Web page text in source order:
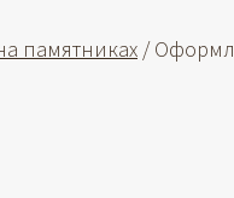
памятниках /